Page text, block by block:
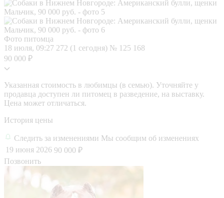
Фото питомца
18 июля, 09:27 272 (1 сегодня) № 125 168
90 000 ₽
Указанная стоимость в любимцы (в семью). Уточняйте у
продавца доступен ли питомец в разведение, на выставку.
Цена может отличаться.
История цены
Следить за изменениями Мы сообщим об изменениях
19 июня 2026 90 000 ₽
Позвонить